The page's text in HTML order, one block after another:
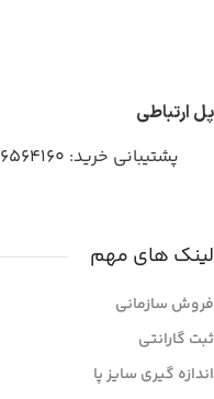
پل ارتباطی
پشتیبانی خرید:
لینک های مهم
فروش سازمانی
ثبت گارانتی
اندازه گیری سایز پا